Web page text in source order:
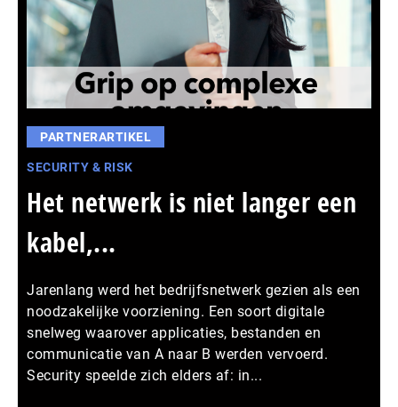
PARTNERARTIKEL
SECURITY & RISK
Het netwerk is niet langer een
kabel,...
Jarenlang werd het bedrijfsnetwerk gezien als een
noodzakelijke voorziening. Een soort digitale
snelweg waarover applicaties, bestanden en
communicatie van A naar B werden vervoerd.
Security speelde zich elders af: in...